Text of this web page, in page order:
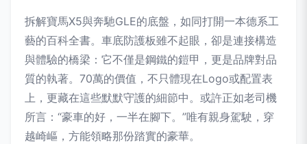
拆解寶馬X5與奔馳GLE的底盤，如同打開一本德系工
藝的百科全書。車底防護板雖不起眼，卻是連接構造
與體驗的橋梁：它不僅是鋼鐵的鎧甲，更是品牌對品
質的執著。70萬的價值，不只體現在Logo或配置表
上，更藏在這些默默守護的細節中。或許正如老司機
所言：“豪車的好，一半在腳下。”唯有親身駕駛，穿
越崎嶇，方能領略那份踏實的豪華。